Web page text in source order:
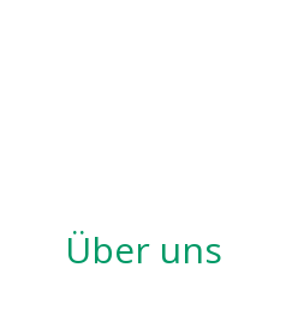
Über uns